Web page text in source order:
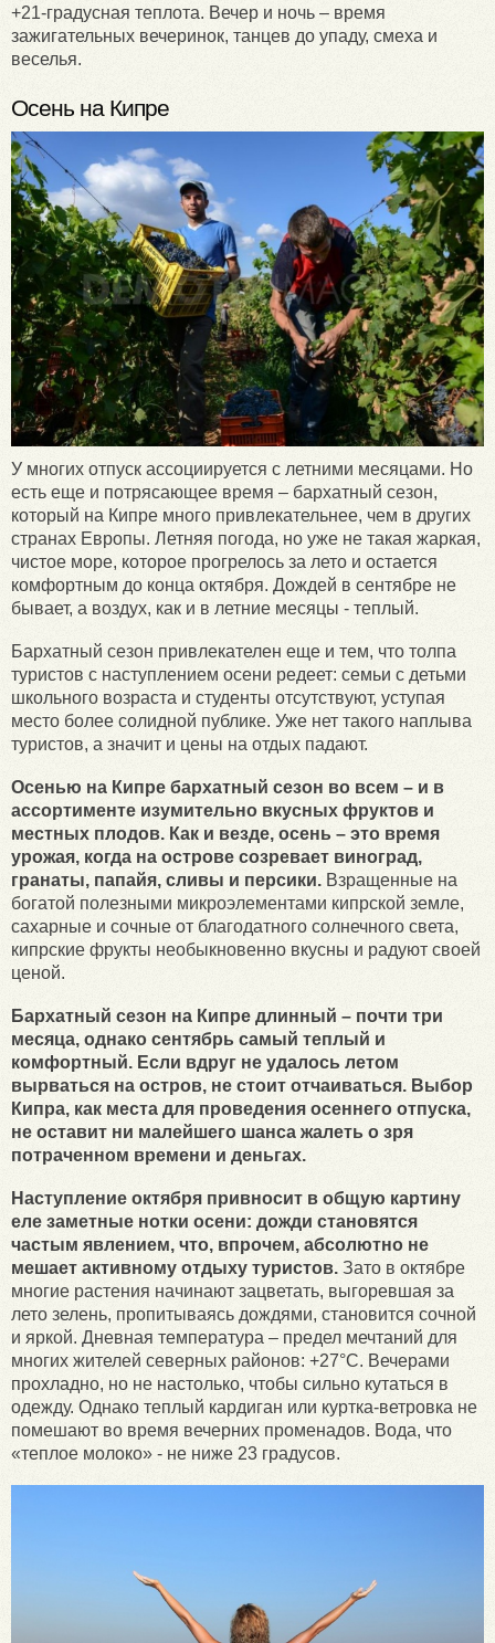
+21-градусная теплота. Вечер и ночь – время
зажигательных вечеринок, танцев до упаду, смеха и
веселья.
Осень на Кипре
У многих отпуск ассоциируется с летними месяцами. Но
есть еще и потрясающее время – бархатный сезон,
который на Кипре много привлекательнее, чем в других
странах Европы. Летняя погода, но уже не такая жаркая,
чистое море, которое прогрелось за лето и остается
комфортным до конца октября. Дождей в сентябре не
бывает, а воздух, как и в летние месяцы - теплый.
Бархатный сезон привлекателен еще и тем, что толпа
туристов с наступлением осени редеет: семьи с детьми
школьного возраста и студенты отсутствуют, уступая
место более солидной публике. Уже нет такого наплыва
туристов, а значит и цены на отдых падают.
Осенью на Кипре бархатный сезон во всем – и в
ассортименте изумительно вкусных фруктов и
местных плодов. Как и везде, осень – это время
урожая, когда на острове созревает виноград,
гранаты, папайя, сливы и персики. Взращенные на
богатой полезными микроэлементами кипрской земле,
сахарные и сочные от благодатного солнечного света,
кипрские фрукты необыкновенно вкусны и радуют своей
ценой.
Бархатный сезон на Кипре длинный – почти три
месяца, однако сентябрь самый теплый и
комфортный. Если вдруг не удалось летом
вырваться на остров, не стоит отчаиваться. Выбор
Кипра, как места для проведения осеннего отпуска,
не оставит ни малейшего шанса жалеть о зря
потраченном времени и деньгах.
Наступление октября привносит в общую картину
еле заметные нотки осени: дожди становятся
частым явлением, что, впрочем, абсолютно не
мешает активному отдыху туристов. Зато в октябре
многие растения начинают зацветать, выгоревшая за
лето зелень, пропитываясь дождями, становится сочной
и яркой. Дневная температура – предел мечтаний для
многих жителей северных районов: +27°С. Вечерами
прохладно, но не настолько, чтобы сильно кутаться в
одежду. Однако теплый кардиган или куртка-ветровка не
помешают во время вечерних променадов. Вода, что
«теплое молоко» - не ниже 23 градусов.